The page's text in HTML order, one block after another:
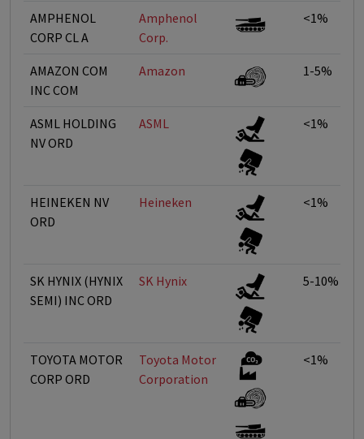
AMPHENOL
CORP CL A
Amphenol
Corp.
<1%
AMAZON COM
INC COM
Amazon 1-5%
ASML HOLDING
NV ORD
ASML <1%
HEINEKEN NV
ORD
Heineken <1%
SK HYNIX (HYNIX
SEMI) INC ORD
SK Hynix 5-10%
TOYOTA MOTOR
CORP ORD
Toyota Motor
Corporation
<1%